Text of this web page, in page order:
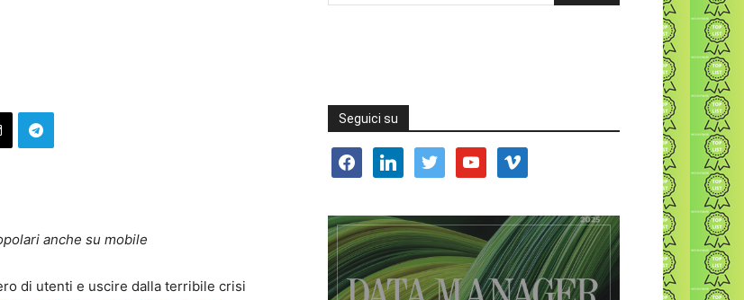
anche su mobile
di utenti e uscire dalla terribile crisi
Seguici su
facebooklinkedin twitter youtube vimeo